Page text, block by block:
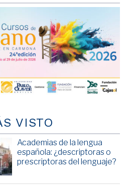
VISTO
Academias de la lengua
española: ¿descriptoras o
prescriptoras del lenguaje?